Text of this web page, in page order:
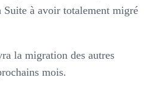
à avoir totalement migré
la migration des autres
mois.